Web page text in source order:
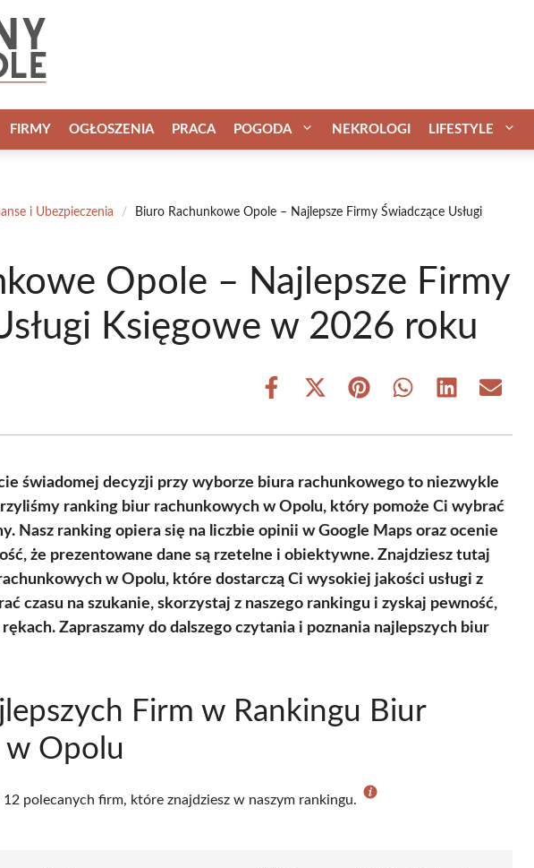
FIRMY OGŁOSZENIA PRACA POGODA NEKROLOGI LIFESTYLE
i Ubezpieczenia /
Biuro Rachunkowe Opole – Najlepsze Firmy Świadczące Usługi
Opole – Najlepsze Firmy
Księgowe w 2026 roku
Share
Share
(Twitter)
Share Share Share Share
świadomej decyzji przy wyborze biura rachunkowego to niezwykle
ranking biur rachunkowych w Opolu, który pomoże Ci wybrać
Nasz ranking opiera się na liczbie opinii w Google Maps oraz ocenie
że prezentowane dane są rzetelne i obiektywne. Znajdziesz tutaj
w Opolu, które dostarczą Ci wysokiej jakości usługi z
czasu na szukanie, skorzystaj z naszego rankingu i zyskaj pewność,
Zapraszamy do dalszego czytania i poznania najlepszych biur
Firm w Rankingu Biur
w Opolu
polecanych firm, które znajdziesz w naszym rankingu.